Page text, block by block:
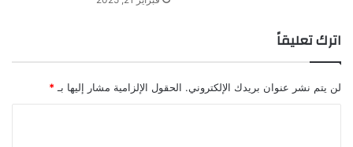
اترك تعليقاً
لن يتم نشر عنوان بريدك الإلكتروني. الحقول الإلزامية مشار إليها بـ *